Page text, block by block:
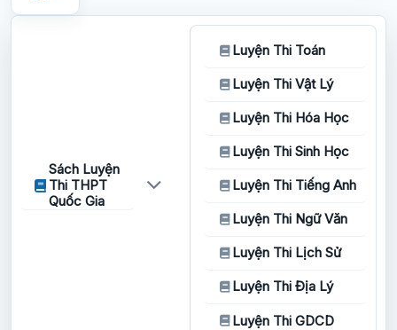
Sách Luyện
Thi THPT
Quốc Gia
Luyện Thi Toán
Luyện Thi Vật Lý
Luyện Thi Hóa Học
Luyện Thi Sinh Học
Luyện Thi Tiếng Anh
Luyện Thi Ngữ Văn
Luyện Thi Lịch Sử
Luyện Thi Địa Lý
Luyện Thi GDCD